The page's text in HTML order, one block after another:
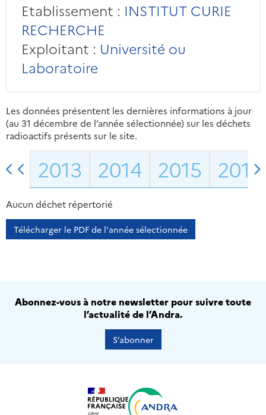
Etablissement : INSTITUT CURIE
RECHERCHE
Exploitant : Université ou
Laboratoire
Les données présentent les dernières informations à jour
(au 31 décembre de l’année sélectionnée) sur les déchets
radioactifs présents sur le site.
2013 2014 2015 2016
Aucun déchet répertorié
Télécharger le PDF de l'année sélectionnée
Abonnez-vous à notre newsletter pour suivre toute
l’actualité de l’Andra.
S’abonner